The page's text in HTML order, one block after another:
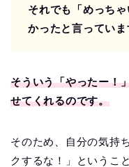
それでも「めっち
かったと言っていま
そういう「やったー！
せてくれるのです。
そのため、自分の気持
クするな！」というこ